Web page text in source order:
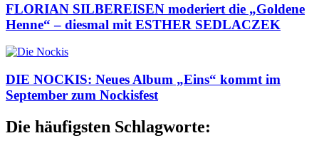
FLORIAN SILBEREISEN moderiert die „Goldene
Henne“ – diesmal mit ESTHER SEDLACZEK
DIE NOCKIS: Neues Album „Eins“ kommt im
September zum Nockisfest
Die häufigsten Schlagworte: